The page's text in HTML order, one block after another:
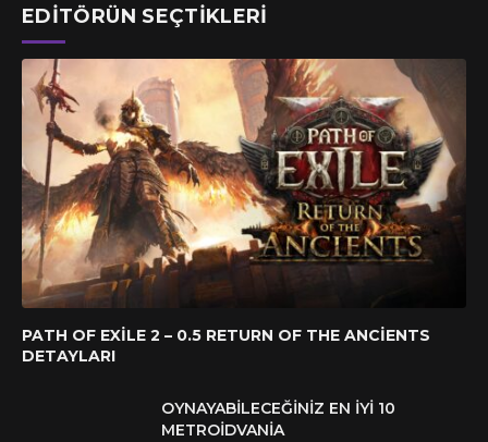
EDITÖRÜN SEÇTIKLERI
PATH OF EXILE 2 – 0.5 RETURN OF THE ANCIENTS
DETAYLARI
OYNAYABILECEĞINIZ EN İYI 10
METROIDVANIA